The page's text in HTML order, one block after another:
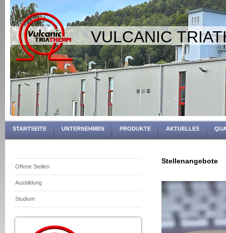
VULCANIC
STARTSEITE UNTERNEHMEN PRODUKTE AKTUELLES
Offene Stellen
Ausbildung
Studium
Stellenangebote